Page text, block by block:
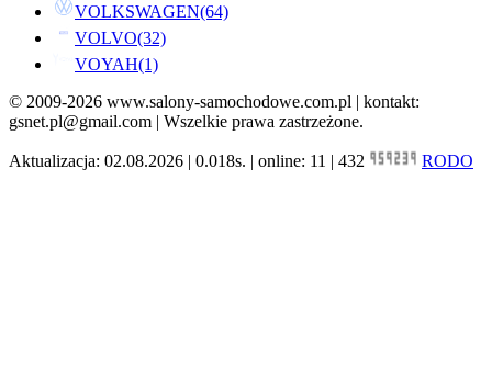
VOLKSWAGEN(64)
VOLVO(32)
VOYAH(1)
© 2009-2026 www.salony-samochodowe.com.pl | kontakt:
gsnet.pl@gmail.com | Wszelkie prawa zastrzeżone.
Aktualizacja: 02.08.2026 | 0.018s. | online: 11 | 432 RODO